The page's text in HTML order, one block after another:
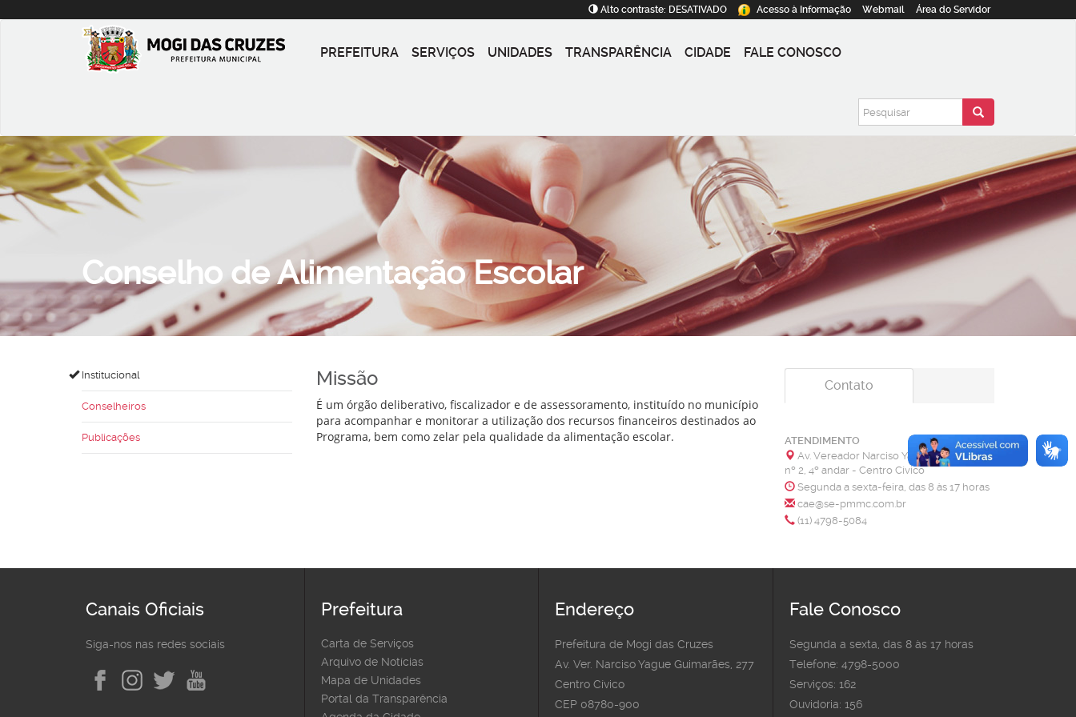
Alto contraste: DESATIVADO Acesso à Informação Webmail Área do Servidor
PREFEITURA SERVIÇOS UNIDADES TRANSPARÊNCIA CIDADE FALE CONOSCO
Conselho de Alimentação Escolar
Institucional
Conselheiros
Publicações
Missão
É um órgão deliberativo, fiscalizador e de assessoramento, instituído no município
para acompanhar e monitorar a utilização dos recursos financeiros destinados ao
Programa, bem como zelar pela qualidade da alimentação escolar.
Contato
ATENDIMENTO
Av. Vereador Narciso Yague Guimarães,
nº 2, 4º andar - Centro Cívico
Segunda a sexta-feira, das 8 às 17 horas
cae@se-pmmc.com.br
(11) 4798-5084
Canais Oficiais
Siga-nos nas redes sociais
Prefeitura
Carta de Serviços
Arquivo de Notícias
Mapa de Unidades
Portal da Transparência
Endereço
Prefeitura de Mogi das Cruzes
Av. Ver. Narciso Yague Guimarães, 277
Centro Cívico
CEP 08780-900
Fale Conosco
Segunda a sexta, das 8 às 17 horas
Telefone: 4798-5000
Serviços: 162
Ouvidoria: 156